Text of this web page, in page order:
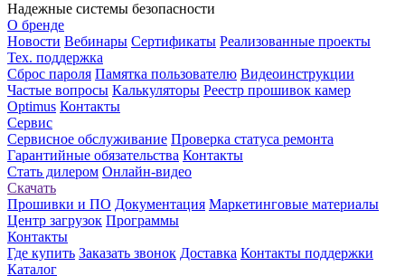
Надежные системы безопасности
О бренде
Новости Вебинары Сертификаты Реализованные проекты
Тех. поддержка
Сброс пароля Памятка пользователю Видеоинструкции
Частые вопросы Калькуляторы Реестр прошивок камер
Optimus Контакты
Сервис
Сервисное обслуживание Проверка статуса ремонта
Гарантийные обязательства Контакты
Стать дилером Онлайн-видео
Скачать
Прошивки и ПО Документация Маркетинговые материалы
Центр загрузок Программы
Контакты
Где купить Заказать звонок Доставка Контакты поддержки
Каталог